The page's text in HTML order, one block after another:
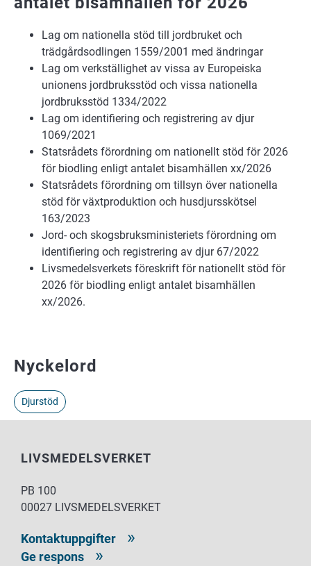
Nyckelord
Djurstöd
Lag om nationella stöd till jordbruket och
trädgårdsodlingen 1559/2001 med ändringar
Lag om verkställighet av vissa av Europeiska
unionens jordbruksstöd och vissa nationella
jordbruksstöd 1334/2022
Lag om identifiering och registrering av djur
1069/2021
Statsrådets förordning om nationellt stöd för 2026
för biodling enligt antalet bisamhällen xx/2026
Statsrådets förordning om tillsyn över nationella
stöd för växtproduktion och husdjursskötsel
163/2023
Jord- och skogsbruksministeriets förordning om
identifiering och registrering av djur 67/2022
Livsmedelsverkets föreskrift för nationellt stöd för
2026 för biodling enligt antalet bisamhällen
xx/2026.
LIVSMEDELSVERKET
PB 100
00027 LIVSMEDELSVERKET
Kontaktuppgifter
Ge respons